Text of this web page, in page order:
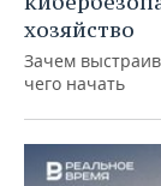
хозяйство
Зачем
чего начать